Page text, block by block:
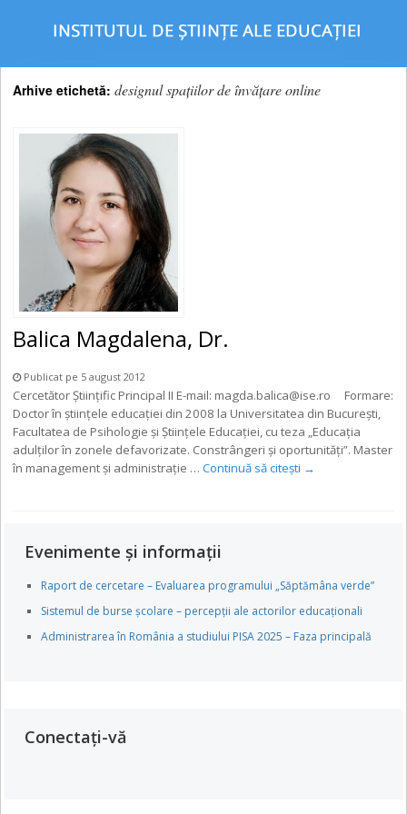
Arhive etichetă:designul spaţiilor de învăţare online
Balica Magdalena, Dr.
Publicat pe 5 august 2012
Cercetător Științific Principal II E-mail: magda.balica@ise.ro Formare:
Doctor în ştiinţele educaţiei din 2008 la Universitatea din Bucureşti,
Facultatea de Psihologie şi Ştiinţele Educaţiei, cu teza „Educaţia
adulţilor în zonele defavorizate. Constrângeri şi oportunităţi”. Master
în management şi administraţie …Continuă să citești →
Evenimente și informații
Raport de cercetare – Evaluarea programului „Săptămâna verde”
Sistemul de burse școlare – percepții ale actorilor educaționali
Administrarea în România a studiului PISA 2025 – Faza principală
Conectați-vă